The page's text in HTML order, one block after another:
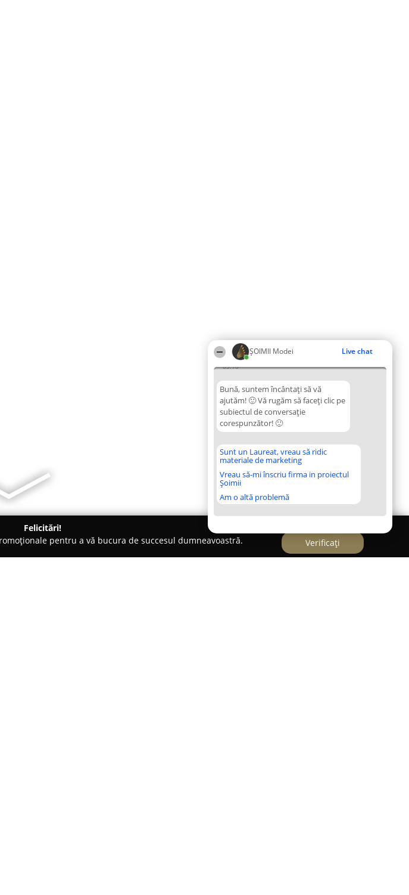
ȘOIMII Modei Live chat
05:10
Bună, suntem încântați să vă
ajutăm! 🙂 Vă rugăm să faceți clic pe
subiectul de conversație
corespunzător! 🙂
Sunt un Laureat, vreau să ridic
materiale de marketing
Vreau să-mi înscriu firma in proiectul
Șoimii
Am o altă problemă
Felicitări!
pentru a vă bucura de succesul dumneavoastră.
Verificați